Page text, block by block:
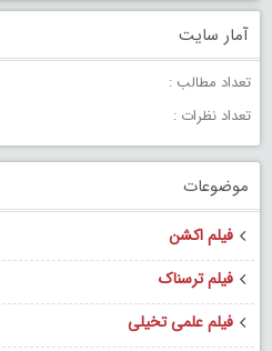
آمار سایت
تعداد مطالب :
تعداد نظرات :
موضوعات
فیلم اکشن
فیلم ترسناک
فیلم علمی تخیلی